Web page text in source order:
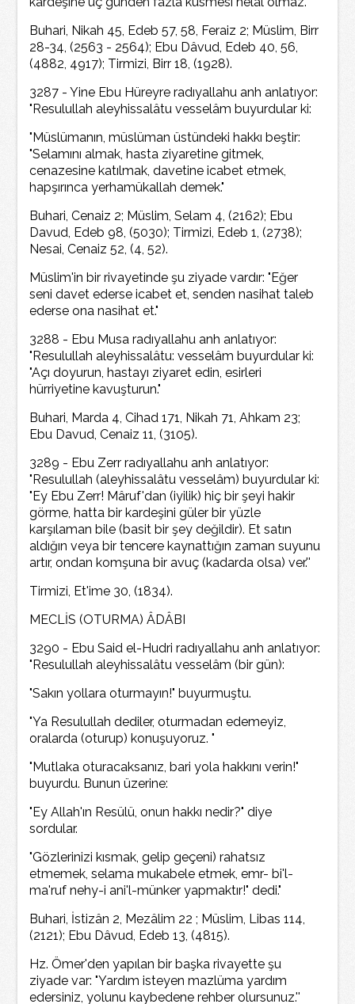
Buhari, Nikah 45, Edeb 57, 58, Feraiz 2; Müslim, Birr
28-34, (2563 - 2564); Ebu Dâvud, Edeb 40, 56,
(4882, 4917); Tirmizi, Birr 18, (1928).
3287 - Yine Ebu Hüreyre radıyallahu anh anlatıyor:
"Resulullah aleyhissalâtu vesselâm buyurdular ki:
"Müslümanın, müslüman üstündeki hakkı beştir:
"Selamını almak, hasta ziyaretine gitmek,
cenazesine katılmak, davetine icabet etmek,
hapşırınca yerhamükallah demek."
Buhari, Cenaiz 2; Müslim, Selam 4, (2162); Ebu
Davud, Edeb 98, (5030); Tirmizi, Edeb 1, (2738);
Nesai, Cenaiz 52, (4, 52).
Müslim'in bir rivayetinde şu ziyade vardır: "Eğer
seni davet ederse icabet et, senden nasihat taleb
ederse ona nasihat et."
3288 - Ebu Musa radıyallahu anh anlatıyor:
"Resulullah aleyhissalâtu: vesselâm buyurdular ki:
"Açı doyurun, hastayı ziyaret edin, esirleri
hürriyetine kavuşturun."
Buhari, Marda 4, Cihad 171, Nikah 71, Ahkam 23;
Ebu Davud, Cenaiz 11, (3105).
3289 - Ebu Zerr radıyallahu anh anlatıyor:
"Resulullah (aleyhissalâtu vesselâm) buyurdular ki:
"Ey Ebu Zerr! Mâruf'dan (iyilik) hiç bir şeyi hakir
görme, hatta bir kardeşini güler bir yüzle
karşılaman bile (basit bir şey değildir). Et satın
aldığın veya bir tencere kaynattığın zaman suyunu
artır, ondan komşuna bir avuç (kadarda olsa) ver.''
Tirmizi, Et'ime 30, (1834).
MECLİS (OTURMA) ÂDÂBI
3290 - Ebu Said el-Hudri radıyallahu anh anlatıyor:
"Resulullah aleyhissalâtu vesselâm (bir gün):
"Sakın yollara oturmayın!" buyurmuştu.
"Ya Resulullah dediler, oturmadan edemeyiz,
oralarda (oturup) konuşuyoruz. "
"Mutlaka oturacaksanız, bari yola hakkını verin!"
buyurdu. Bunun üzerine:
"Ey Allah'ın Resülü, onun hakkı nedir?" diye
sordular.
"Gözlerinizi kısmak, gelip geçeni) rahatsız
etmemek, selama mukabele etmek, emr- bi'l-
ma'ruf nehy-i ani'l-münker yapmaktır!" dedi."
Buhari, İstizân 2, Mezâlim 22 ; Müslim, Libas 114,
(2121); Ebu Dâvud, Edeb 13, (4815).
Hz. Ömer'den yapılan bir başka rivayette şu
ziyade var: "Yardım isteyen mazlüma yardım
edersiniz, yolunu kaybedene rehber olursunuz.''